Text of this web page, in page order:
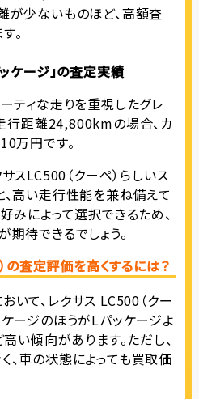
が少ないものほど、高額査
。
ケージ」の査定実績
ティな走りを重視したグレ
行距離24,800kmの場合、カ
万円です。
スLC500（クーペ）らしいス
、高い走行性能を兼ね備えて
みによって選択できるため、
待できるでしょう。
の査定評価を高くするには？
いて、レクサス LC500（クー
ージのほうがLパッケージよ
い傾向があります。ただし、
、車の状態によっても買取価